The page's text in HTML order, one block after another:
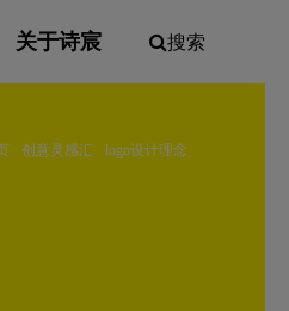
关于诗宸 搜索
创意灵感汇
logo设计理念